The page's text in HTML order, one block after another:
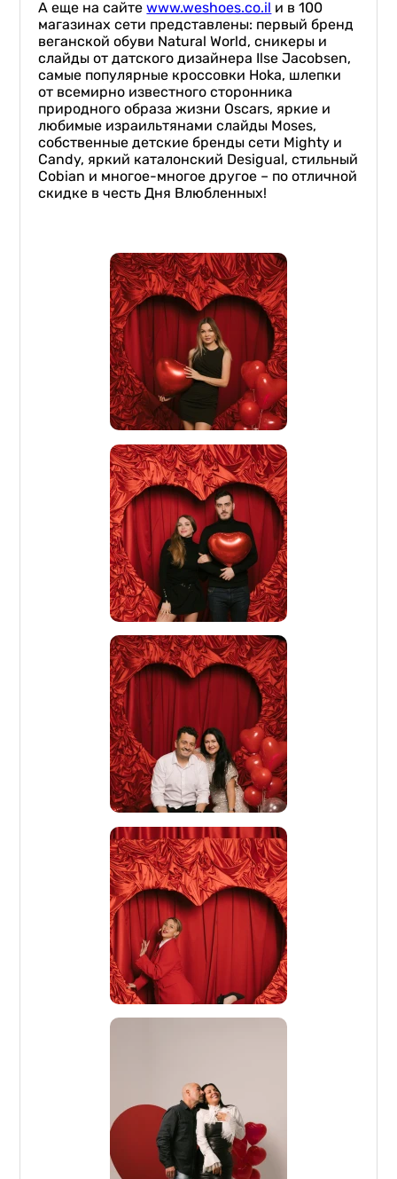
А еще на сайтеwww.weshoes.co.il и в 100
магазинах сети представлены: первый бренд
веганской обуви Natural World, сникеры и
слайды от датского дизайнера Ilse Jacobsen,
самые популярные кроссовки Hoka, шлепки
от всемирно известного сторонника
природного образа жизни Oscars, яркие и
любимые израильтянами слайды Moses,
собственные детские бренды сети Mighty и
Candy, яркий каталонский Desigual, стильный
Cobian и многое-многое другое – по отличной
скидке в честь Дня Влюбленных!